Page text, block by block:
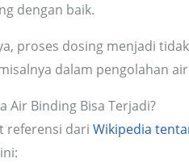
dengan baik.
proses dosing menjadi
dalam pengolahan
Air Binding Bisa Terjadi?
referensi dari Wikipedia